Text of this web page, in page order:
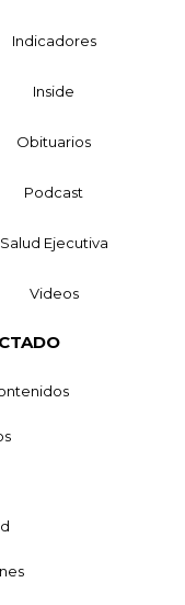
Indicadores
Inside
Obituarios
Podcast
Salud Ejecutiva
Videos